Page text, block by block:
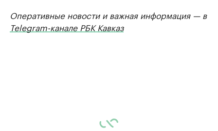
Оперативные новости и важная информация — в
Telegram-канале РБК Кавказ